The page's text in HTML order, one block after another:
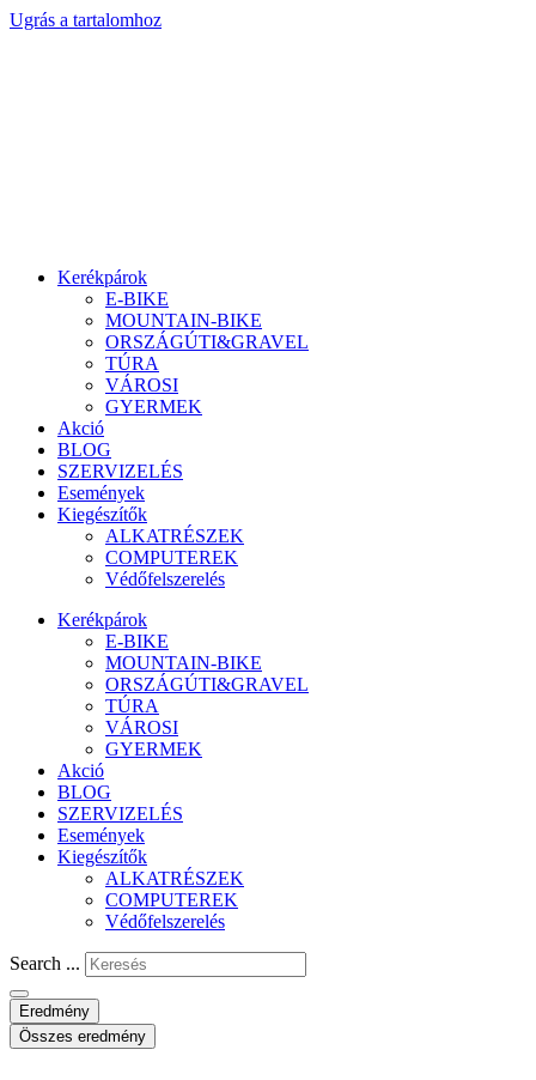
Ugrás a tartalomhoz
Kerékpárok
E-BIKE
MOUNTAIN-BIKE
ORSZÁGÚTI&GRAVEL
TÚRA
VÁROSI
GYERMEK
Akció
BLOG
SZERVIZELÉS
Események
Kiegészítők
ALKATRÉSZEK
COMPUTEREK
Védőfelszerelés
Kerékpárok
E-BIKE
MOUNTAIN-BIKE
ORSZÁGÚTI&GRAVEL
TÚRA
VÁROSI
GYERMEK
Akció
BLOG
SZERVIZELÉS
Események
Kiegészítők
ALKATRÉSZEK
COMPUTEREK
Védőfelszerelés
Search ...
Eredmény
Összes eredmény